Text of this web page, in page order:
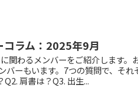
コラム：2025年9月
関わるメンバーをご紹介します。
バーもいます。7つの質問で、そ
肩書は？Q3. 出生...